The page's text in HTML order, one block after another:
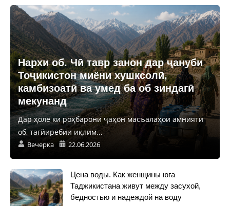
Нархи об. Чӣ тавр занон дар ҷануби
Тоҷикистон миёни хушксолӣ,
камбизоатӣ ва умед ба об зиндагӣ
мекунанд
Дар ҳоле ки роҳбарони ҷаҳон масъалаҳои амнияти
об, тағйирёбии иқлим...
Вечерка 22.06.2026
Цена воды. Как женщины юга
Таджикистана живут между засухой,
бедностью и надеждой на воду